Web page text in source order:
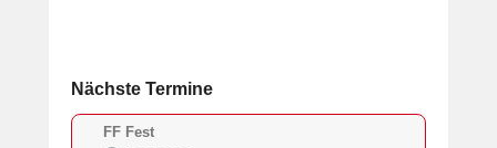
Nächste Termine
FF Fest